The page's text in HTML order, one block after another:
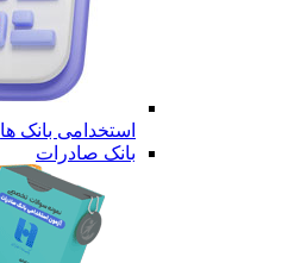
استخدامی بانک ها
بانک صادرات